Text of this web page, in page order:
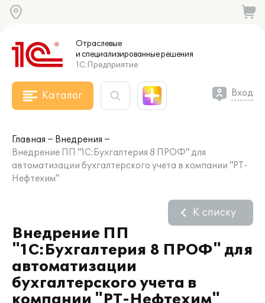
Отраслевые
и специализированныерешения
1С:Предприятие
Каталог Вход
Главная
Внедрения
Внедрение ПП "1С:Бухгалтерия 8 ПРОФ" для
автоматизации бухгалтерского учета в компании "РТ-
Нефтехим"
Внедрение ПП
"1С:Бухгалтерия 8 ПРОФ" для
автоматизации
бухгалтерского учета в
К списку